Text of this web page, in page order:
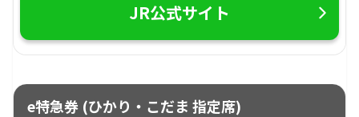
JR公式サイト
e特急券 (ひかり・こだま 指定席)